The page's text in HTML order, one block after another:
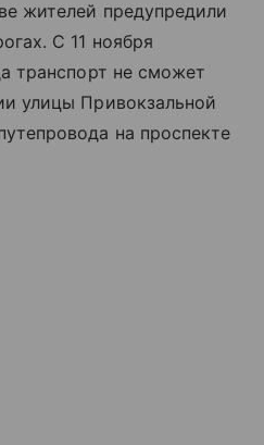
жителей предупредили
С 11 ноября
транспорт не сможет
улицы Привокзальной
на проспекте